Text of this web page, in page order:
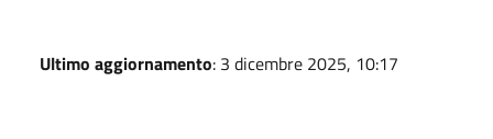
Ultimo aggiornamento: 3 dicembre 2025, 10:17